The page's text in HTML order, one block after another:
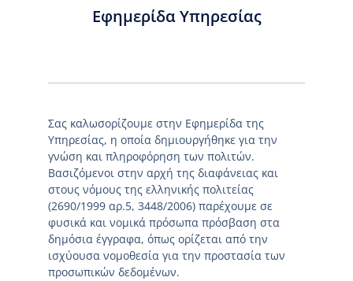
Εφημερίδα Υπηρεσίας
Σας καλωσορίζουμε στην Εφημερίδα της
Υπηρεσίας, η οποία δημιουργήθηκε για την
γνώση και πληροφόρηση των πολιτών.
Βασιζόμενοι στην αρχή της διαφάνειας και
στους νόμους της ελληνικής πολιτείας
(2690/1999 αρ.5, 3448/2006) παρέχουμε σε
φυσικά και νομικά πρόσωπα πρόσβαση στα
δημόσια έγγραφα, όπως ορίζεται από την
ισχύουσα νομοθεσία για την προστασία των
προσωπικών δεδομένων.